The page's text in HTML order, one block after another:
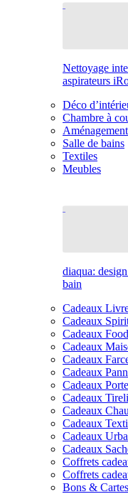
Nettoyage
aspirateurs
Déco
Chambre à
Salle de bains
Textiles
Meubles
diaqua:
bain
Cadeaux
Cadeaux
Cadeaux Food
Cadeaux
Cadeaux
Cadeaux
Cadeaux
Cadeaux
Cadeaux
Cadeaux
Cadeaux
Cadeaux
Coffrets
Coffrets
Bons &